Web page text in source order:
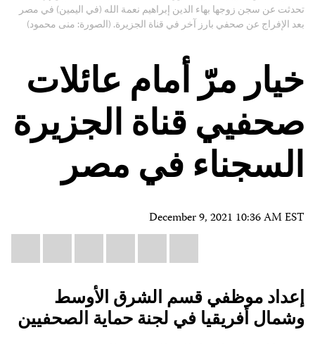
تحدثت عن سجن زوجها بهاء الدين إبراهيم نعمة الله (في اليمين) في مصر
بعد الإفراج عن صحفي بارز آخر في قناة الجزيرة. (الصورة: منى محمود)
خيار مرّ أمام عائلات
صحفيي قناة الجزيرة
السجناء في مصر
December 9, 2021 10:36 AM EST
إعداد موظفي قسم الشرق الأوسط
وشمال أفريقيا في لجنة حماية الصحفيين